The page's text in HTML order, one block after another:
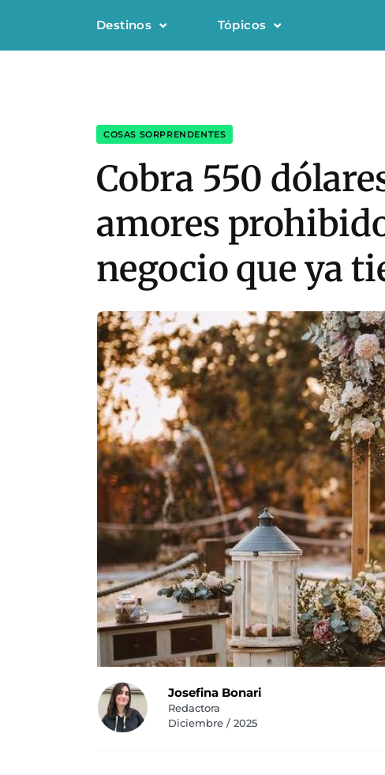
Destinos Tópicos
COSAS SORPRENDENTES
Cobra 550
amores
negocio que ya
Josefina Bonari
Redactora
Diciembre / 2025